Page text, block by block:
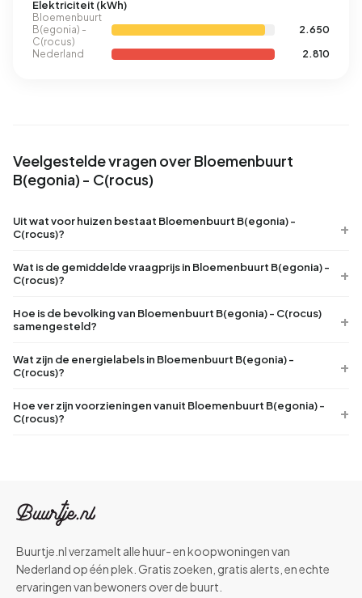
Elektriciteit (kWh)
Bloemenbuurt
B(egonia) -
C(rocus)
2.650
Nederland
2.810
Veelgestelde vragen over Bloemenbuurt
B(egonia) - C(rocus)
Uit wat voor huizen bestaat Bloemenbuurt B(egonia) -
C(rocus)?
Wat is de gemiddelde vraagprijs in Bloemenbuurt B(egonia) -
C(rocus)?
Hoe is de bevolking van Bloemenbuurt B(egonia) - C(rocus)
samengesteld?
Wat zijn de energielabels in Bloemenbuurt B(egonia) -
C(rocus)?
Hoe ver zijn voorzieningen vanuit Bloemenbuurt B(egonia) -
C(rocus)?
Buurtje.nl verzamelt alle huur- en koopwoningen van
Nederland op één plek. Gratis zoeken, gratis alerts, en echte
ervaringen van bewoners over de buurt.